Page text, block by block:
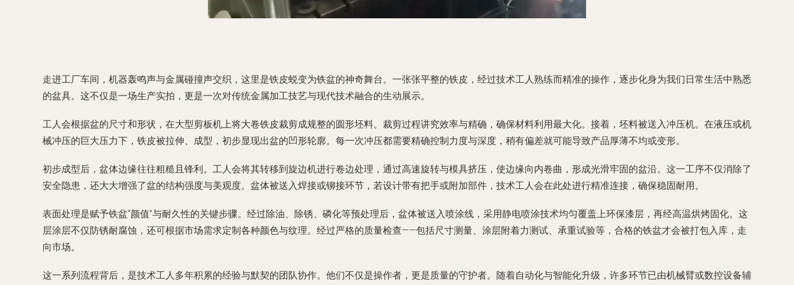
走进工厂车间，机器轰鸣声与金属碰撞声交织，这里是铁皮蜕变为铁盆的神奇舞台。一张张平整的铁皮，经过技术工人熟练而精准的操作，逐步化身为我们日常生活中熟悉
的盆具。这不仅是一场生产实拍，更是一次对传统金属加工技艺与现代技术融合的生动展示。
工人会根据盆的尺寸和形状，在大型剪板机上将大卷铁皮裁剪成规整的圆形坯料。裁剪过程讲究效率与精确，确保材料利用最大化。接着，坯料被送入冲压机。在液压或机
械冲压的巨大压力下，铁皮被拉伸、成型，初步显现出盆的凹形轮廓。每一次冲压都需要精确控制力度与深度，稍有偏差就可能导致产品厚薄不均或变形。
初步成型后，盆体边缘往往粗糙且锋利。工人会将其转移到旋边机进行卷边处理，通过高速旋转与模具挤压，使边缘向内卷曲，形成光滑牢固的盆沿。这一工序不仅消除了
安全隐患，还大大增强了盆的结构强度与美观度。盆体被送入焊接或铆接环节，若设计带有把手或附加部件，技术工人会在此处进行精准连接，确保稳固耐用。
表面处理是赋予铁盆“颜值”与耐久性的关键步骤。经过除油、除锈、磷化等预处理后，盆体被送入喷涂线，采用静电喷涂技术均匀覆盖上环保漆层，再经高温烘烤固化。这
层涂层不仅防锈耐腐蚀，还可根据市场需求定制各种颜色与纹理。经过严格的质量检查——包括尺寸测量、涂层附着力测试、承重试验等，合格的铁盆才会被打包入库，走
向市场。
这一系列流程背后，是技术工人多年积累的经验与默契的团队协作。他们不仅是操作者，更是质量的守护者。随着自动化与智能化升级，许多环节已由机械臂或数控设备辅